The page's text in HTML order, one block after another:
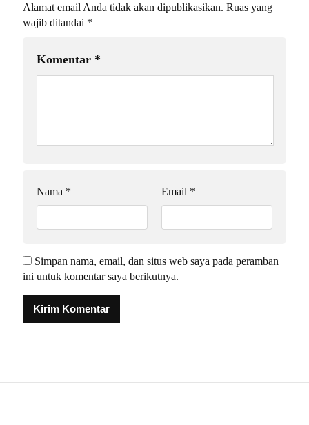
Alamat email Anda tidak akan dipublikasikan. Ruas yang
wajib ditandai *
Komentar *
Nama * Email *
Simpan nama, email, dan situs web saya pada peramban
ini untuk komentar saya berikutnya.